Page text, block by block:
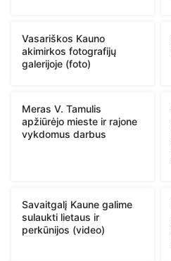
Vasariškos Kauno
akimirkos fotografijų
galerijoje (foto)
Meras V. Tamulis
apžiūrėjo mieste ir rajone
vykdomus darbus
Savaitgalį Kaune galime
sulaukti lietaus ir
perkūnijos (video)